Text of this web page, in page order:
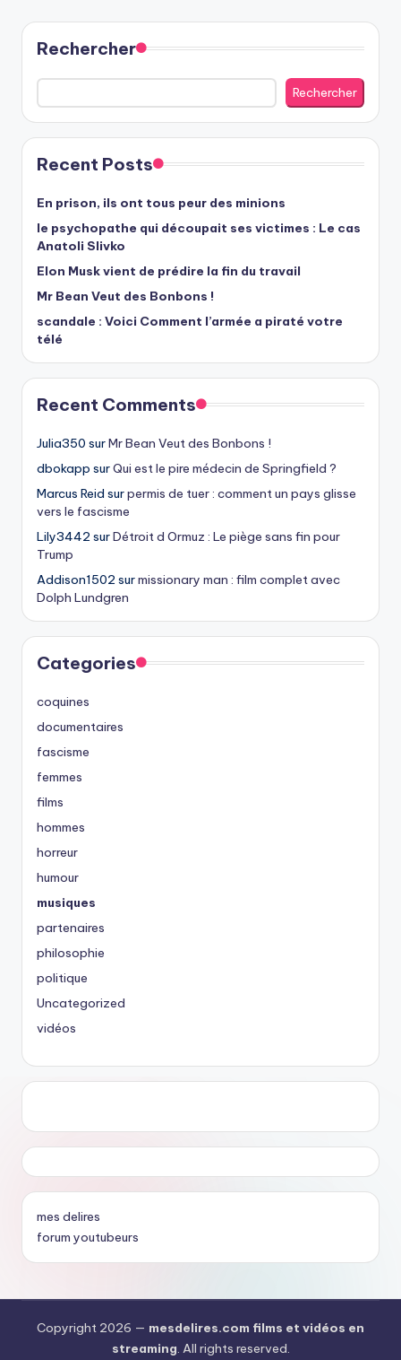
des
publications
Rechercher
Rechercher
Recent Posts
En prison, ils ont tous peur des minions
le psychopathe qui découpait ses victimes : Le cas
Anatoli Slivko
Elon Musk vient de prédire la fin du travail
Mr Bean Veut des Bonbons !
scandale : Voici Comment l’armée a piraté votre
télé
Recent Comments
Julia350 surMr Bean Veut des Bonbons !
dbokapp surQui est le pire médecin de Springfield ?
Marcus Reid surpermis de tuer : comment un pays glisse
vers le fascisme
Lily3442 surDétroit d Ormuz : Le piège sans fin pour
Trump
Addison1502 surmissionary man : film complet avec
Dolph Lundgren
Categories
coquines
documentaires
fascisme
femmes
films
hommes
horreur
humour
musiques
partenaires
philosophie
politique
Uncategorized
vidéos
mes delires
forum youtubeurs
Copyright 2026 — mesdelires.com films et vidéos en
streaming. All rights reserved.